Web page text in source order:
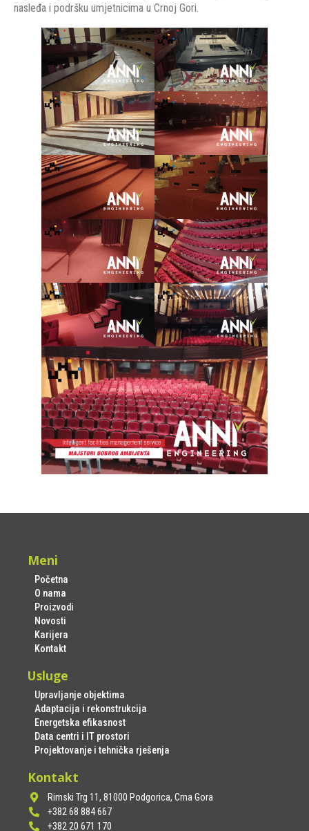
nasleđa i podršku umjetnicima u Crnoj Gori.
Meni
Početna
O nama
Proizvodi
Novosti
Karijera
Kontakt
Usluge
Upravljanje objektima
Adaptacija i rekonstrukcija
Energetska efikasnost
Data centri i IT prostori
Projektovanje i tehnička rješenja
Kontakt
Rimski Trg 11, 81000 Podgorica, Crna Gora
+382 68 884 667
+382 20 671 170